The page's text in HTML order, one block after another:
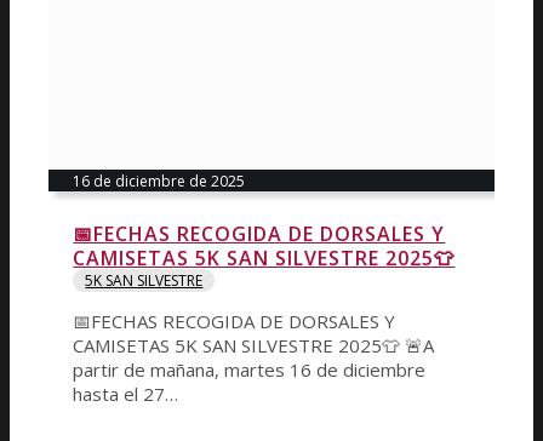
📅FECHAS RECOGIDA DE DORSALES Y
CAMISETAS 5K SAN SILVESTRE 2025👕
5K SAN SILVESTRE
📅FECHAS RECOGIDA DE DORSALES Y
CAMISETAS 5K SAN SILVESTRE 2025👕 🚨A
partir de mañana, martes 16 de diciembre
hasta el 27…
16 de diciembre de 2025